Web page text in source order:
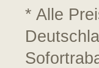
* Alle